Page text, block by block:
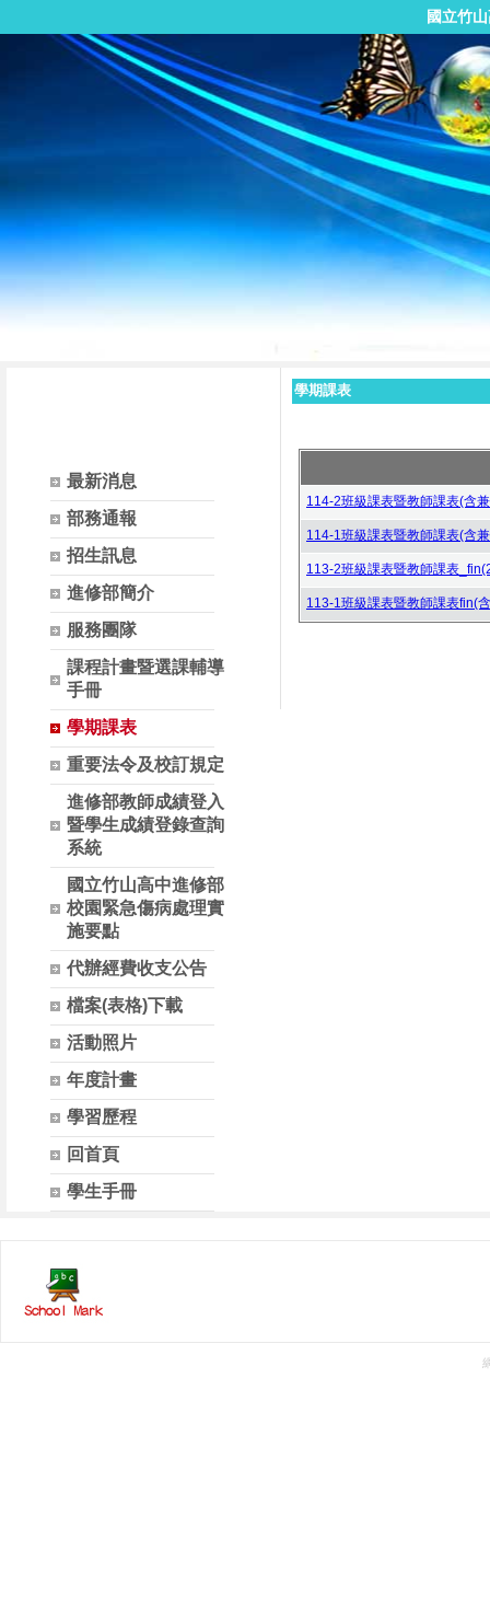
國立竹
最新消息
部務通報
招生訊息
進修部簡介
服務團隊
課程計畫暨選課輔導
手冊
學期課表
重要法令及校訂規定
進修部教師成績登入
暨學生成績登錄查詢
系統
國立竹山高中進修部
校園緊急傷病處理實
施要點
代辦經費收支公告
檔案(表格)下載
活動照片
年度計畫
學習歷程
回首頁
學生手冊
學期課表
114-2班級課表暨教師課表(含
114-1班級課表暨教師課表(含
113-2班級課表暨教師課表
113-1班級課表暨教師課表fin(